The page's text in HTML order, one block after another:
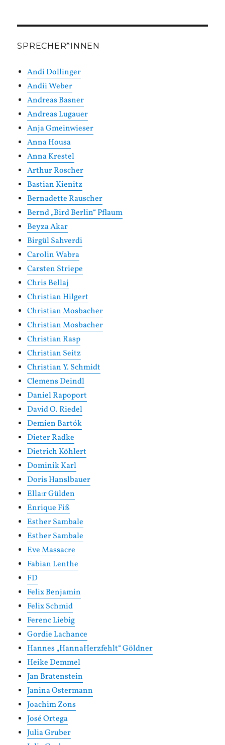
SPRECHER*INNEN
Andi Dollinger
Andii Weber
Andreas Basner
Andreas Lugauer
Anja Gmeinwieser
Anna Housa
Anna Krestel
Arthur Roscher
Bastian Kienitz
Bernadette Rauscher
Bernd „Bird Berlin“ Pflaum
Beyza Akar
Birgül Sahverdi
Carolin Wabra
Carsten Striepe
Chris Bellaj
Christian Hilgert
Christian Mosbacher
Christian Mosbacher
Christian Rasp
Christian Seitz
Christian Y. Schmidt
Clemens Deindl
Daniel Rapoport
David O. Riedel
Demien Bartók
Dieter Radke
Dietrich Köhlert
Dominik Karl
Doris Hanslbauer
Ella:r Gülden
Enrique Fiß
Esther Sambale
Esther Sambale
Eve Massacre
Fabian Lenthe
FD
Felix Benjamin
Felix Schmid
Ferenc Liebig
Gordie Lachance
Hannes „HannaHerzfehlt“ Göldner
Heike Demmel
Jan Bratenstein
Janina Ostermann
Joachim Zons
José Ortega
Julia Gruber